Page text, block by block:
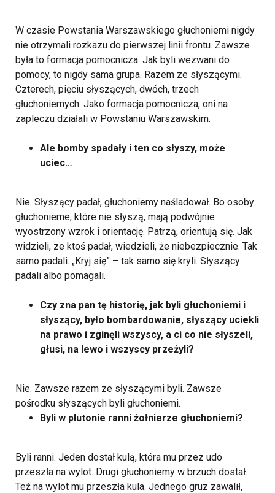
W czasie Powstania Warszawskiego głuchoniemi nigdy
nie otrzymali rozkazu do pierwszej linii frontu. Zawsze
była to formacja pomocnicza. Jak byli wezwani do
pomocy, to nigdy sama grupa. Razem ze słyszącymi.
Czterech, pięciu słyszących, dwóch, trzech
głuchoniemych. Jako formacja pomocnicza, oni na
zapleczu działali w Powstaniu Warszawskim.
Ale bomby spadały i ten co słyszy, może
uciec…
Nie. Słyszący padał, głuchoniemy naśladował. Bo osoby
głuchonieme, które nie słyszą, mają podwójnie
wyostrzony wzrok i orientację. Patrzą, orientują się. Jak
widzieli, ze ktoś padał, wiedzieli, że niebezpiecznie. Tak
samo padali. „Kryj się” – tak samo się kryli. Słyszący
padali albo pomagali.
Czy zna pan tę historię, jak byli głuchoniemi i
słyszący, było bombardowanie, słyszący uciekli
na prawo i zginęli wszyscy, a ci co nie słyszeli,
głusi, na lewo i wszyscy przeżyli?
Nie. Zawsze razem ze słyszącymi byli. Zawsze
pośrodku słyszących byli głuchoniemi.
Byli w plutonie ranni żołnierze głuchoniemi?
Byli ranni. Jeden dostał kulą, która mu przez udo
przeszła na wylot. Drugi głuchoniemy w brzuch dostał.
Też na wylot mu przeszła kula. Jednego gruz zawalił,